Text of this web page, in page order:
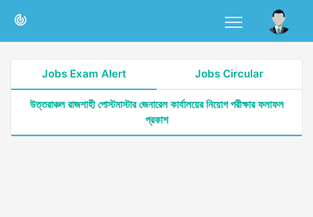
Jobs Exam Alert Jobs Circular
উত্তরাঞ্চল রাজশাহী পোস্টমাস্টার জেনারেল কার্যালয়ের নিয়োগ পরীক্ষার ফলাফল
প্রকাশ